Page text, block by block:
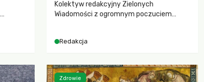
Kolektyw redakcyjny Zielonych
Wiadomości z ogromnym poczuciem
kochanego Opiekuna, Mecenasa i Mentora.
Redakcja
Zdrowie